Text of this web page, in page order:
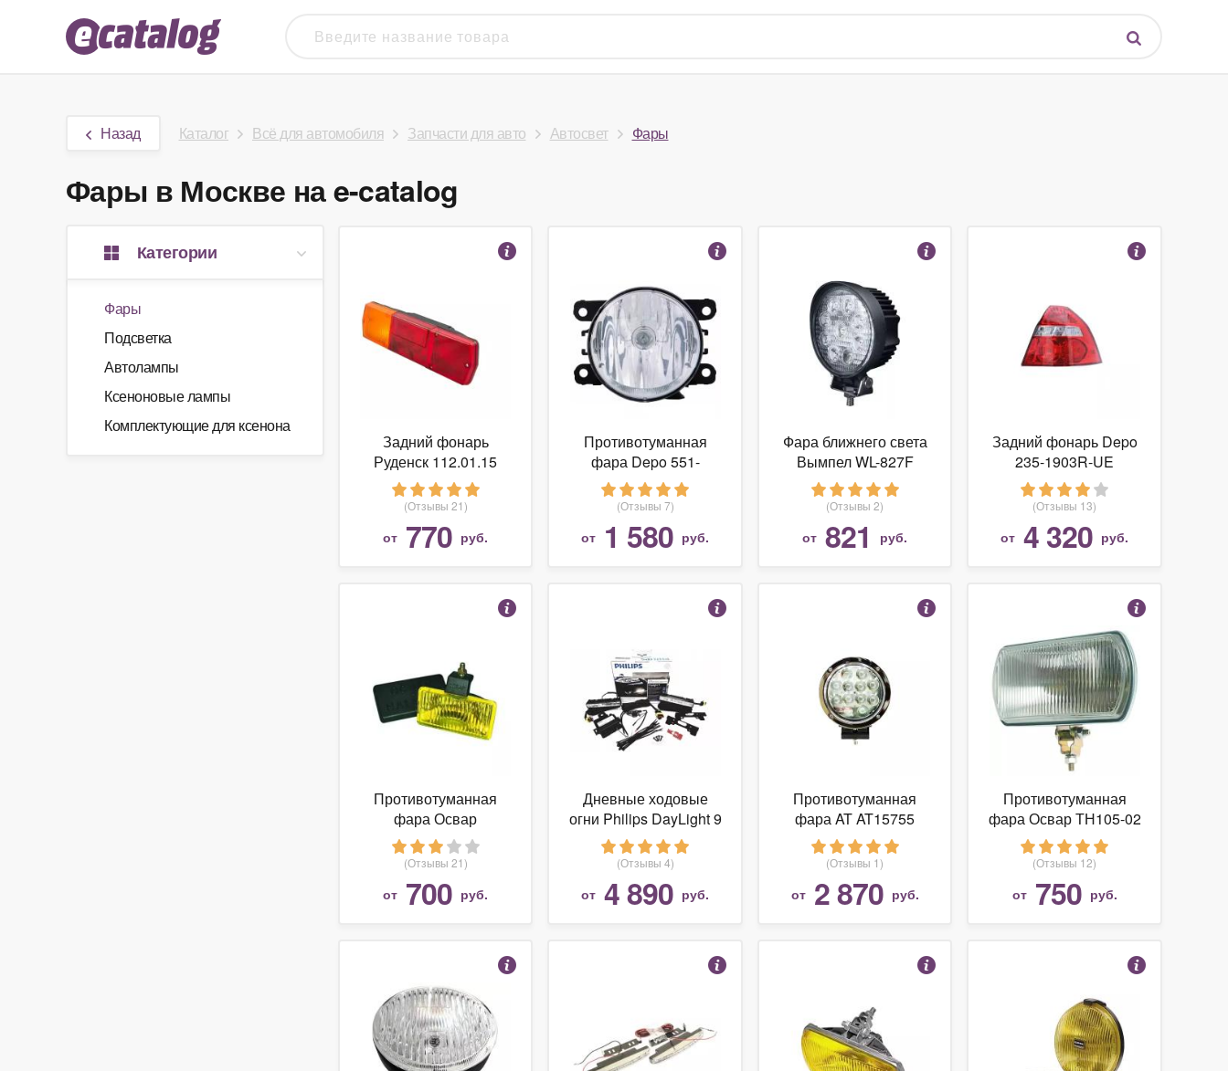
Назад Каталог Всё для автомобиля Запчасти для авто Автосвет Фары
Фары в Москве на e-catalog
Категории
Фары
Подсветка
Автолампы
Ксеноновые лампы
Комплектующие для ксенона
Задний фонарь
Руденск 112.01.15
(Отзывы 21)
от 770 руб.
Противотуманная
фара Depo 551-
2014N-UQ
(Отзывы 7)
от 1 580 руб.
Фара ближнего света
Вымпел WL-827F
(Отзывы 2)
от 821 руб.
Задний фонарь Depo
235-1903R-UE
(Отзывы 13)
от 4 320 руб.
Противотуманная
фара Освар
2212.3743-06
(Отзывы 21)
от 700 руб.
Дневные ходовые
огни Philips DayLight 9
(12831WLEDX1), 2 шт.
(Отзывы 4)
от 4 890 руб.
Противотуманная
фара AT AT15755
(Отзывы 1)
от 2 870 руб.
Противотуманная
фара Освар ТН105-02
(Отзывы 12)
от 750 руб.